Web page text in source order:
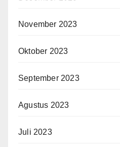
November 2023
Oktober 2023
September 2023
Agustus 2023
Juli 2023